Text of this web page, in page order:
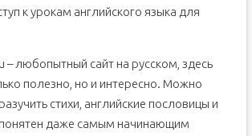
к урокам английского языка для
– любопытный сайт на русском, здесь
полезно, но и интересно. Можно
стихи, английские пословицы и
даже самым начинающим